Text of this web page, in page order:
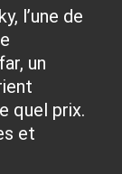
l’une de
un
quel prix.
et